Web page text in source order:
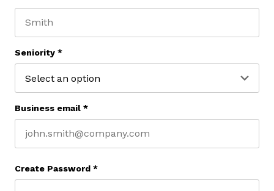
Seniority *
Business email *
Create Password *